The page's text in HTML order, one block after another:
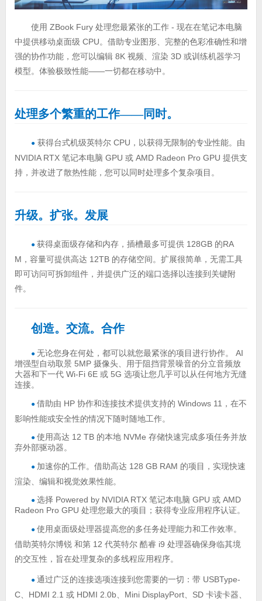
使用 ZBook Fury 处理您最紧张的工作 - 现在在笔记本电脑
中提供移动桌面级 CPU。借助专业图形、完整的色彩准确性和增
强的协作功能，您可以编辑 8K 视频、渲染 3D 或训练机器学习
模型。体验极致性能——一切都在移动中。
处理多个繁重的工作——同时。
●获得台式机级英特尔 CPU，以获得无限制的专业性能。由
NVIDIA RTX 笔记本电脑 GPU 或 AMD Radeon Pro GPU 提供支
持，并改进了散热性能，您可以同时处理多个复杂项目。
升级。扩张。发展
● 获得桌面级存储和内存，插槽最多可提供 128GB 的RA
M，容量可提供高达 12TB 的存储空间。扩展很简单，无需工具
即可访问可拆卸组件，并提供广泛的端口选择以连接到关键附
件。
创造。交流。合作
● 无论您身在何处，都可以就您最紧张的项目进行协作。 AI
增强型自动取景 5MP 摄像头、用于阻挡背景噪音的分立音频放
大器和下一代 Wi-Fi 6E 或 5G 选项让您几乎可以从任何地方无缝
连接。
● 借助由 HP 协作和连接技术提供支持的 Windows 11，在不
影响性能或安全性的情况下随时随地工作。
● 使用高达 12 TB 的本地 NVMe 存储快速完成多项任务并放
弃外部驱动器。
● 加速你的工作。借助高达 128 GB RAM 的项目，实现快速
渲染、编辑和视觉效果性能。
● 选择 Powered by NVIDIA RTX 笔记本电脑 GPU 或 AMD
Radeon Pro GPU 处理您最大的项目；获得专业应用程序认证。
● 使用桌面级处理器提高您的多任务处理能力和工作效率。
借助英特尔博锐 和第 12 代英特尔 酷睿 i9 处理器确保身临其境
的交互性，旨在处理复杂的多线程应用程序。
● 通过广泛的连接选项连接到您需要的一切：带 USBType-
C、HDMI 2.1 或 HDMI 2.0b、Mini DisplayPort、SD 卡读卡器、